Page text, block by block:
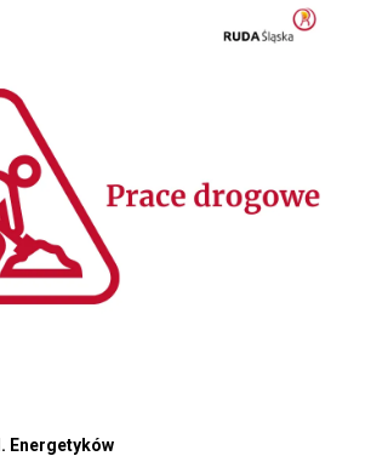
Energetyków